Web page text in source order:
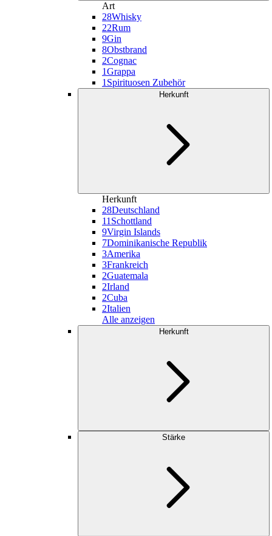
Art
28Whisky
22Rum
9Gin
8Obstbrand
2Cognac
1Grappa
1 Spirituosen Zubehör
Herkunft
Herkunft
28Deutschland
11 Schottland
9Virgin Islands
7Dominikanische Republik
3Amerika
3Frankreich
2Guatemala
2Irland
2Cuba
2Italien
Alle anzeigen
Herkunft
Stärke